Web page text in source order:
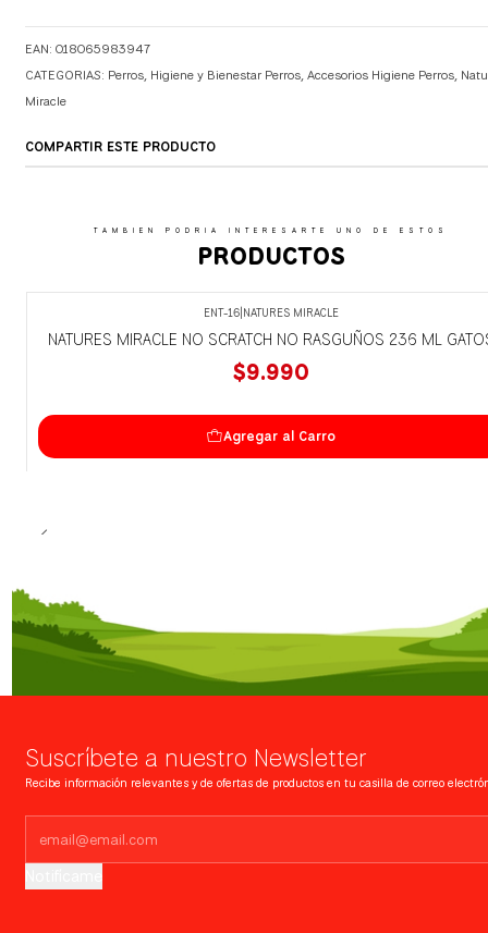
EAN: 018065983947
CATEGORIAS: Perros, Higiene y Bienestar Perros,Accesorios Higiene Perros,
Miracle
COMPARTIR ESTE PRODUCTO
TAMBIEN PODRIA INTERESARTE UNO DE ESTOS
PRODUCTOS
ENT-16| NATURES MIRACLE
NATURES MIRACLE NO SCRATCH NO RASGUÑOS 236 ML
$9.990
Agregar al Carro
Suscríbete a nuestro Newsletter
Recibe información relevantes y de ofertas de productos en tu casilla de correo